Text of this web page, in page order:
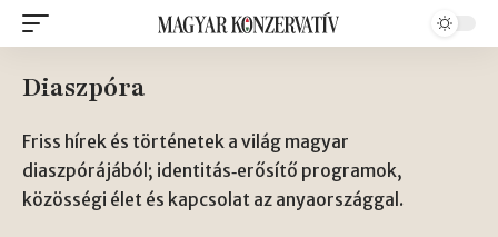
Diaszpóra
Friss hírek és történetek a világ magyar
diaszpórájából; identitás‑erősítő programok,
közösségi élet és kapcsolat az anyaországgal.